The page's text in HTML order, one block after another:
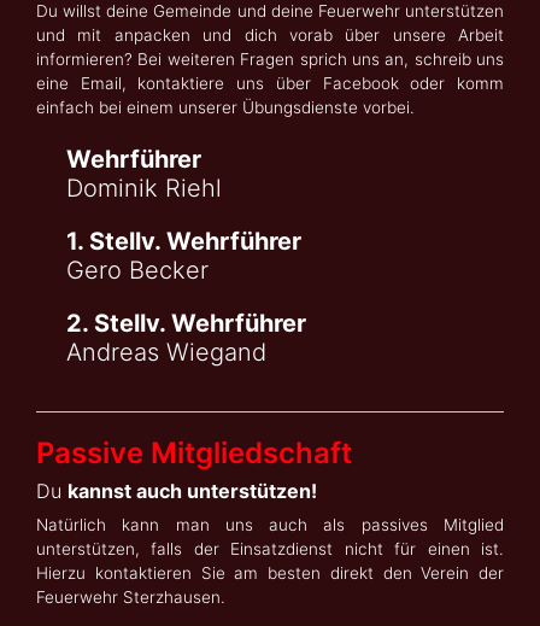
Du willst deine Gemeinde und deine Feuerwehr unterstützen
und mit anpacken und dich vorab über unsere Arbeit
informieren? Bei weiteren Fragen sprich uns an, schreib uns
eine Email, kontaktiere uns über Facebook oder komm
einfach bei einem unserer Übungsdienste vorbei.
Wehrführer
Dominik Riehl
1. Stellv. Wehrführer
Gero Becker
2. Stellv. Wehrführer
Andreas Wiegand
Passive Mitgliedschaft
Du kannst auch unterstützen!
Natürlich kann man uns auch als passives Mitglied
unterstützen, falls der Einsatzdienst nicht für einen ist.
Hierzu kontaktieren Sie am besten direkt den Verein der
Feuerwehr Sterzhausen.